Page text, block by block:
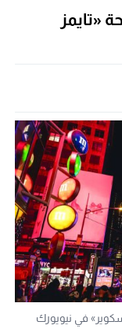
«تايمز
في نيويورك